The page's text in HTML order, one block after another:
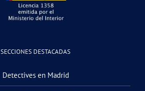
SECCIONES DESTACADAS
Detectives en Madrid